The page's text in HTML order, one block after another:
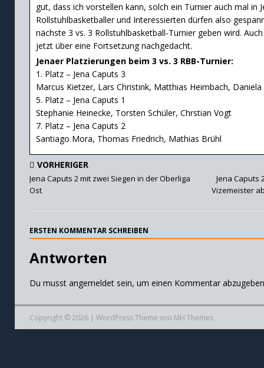
gut, dass ich vorstellen kann, solch ein Turnier auch mal in
Rollstuhlbasketballer und Interessierten dürfen also
nächste 3 vs. 3 Rollstuhlbasketball-Turnier geben wird.
jetzt über eine Fortsetzung nachgedacht.
Jenaer Platzierungen beim 3 vs. 3 RBB-Turnier:
1. Platz – Jena Caputs 3
Marcus Kietzer, Lars Christink, Matthias Heimbach, Daniela
5. Platz – Jena Caputs 1
Stephanie Heinecke, Torsten Schüler, Chrstian Vogt
7. Platz – Jena Caputs 2
Santiago Mora, Thomas Friedrich, Mathias Brühl
VORHERIGER
Jena Caputs 2 mit zwei Siegen in der Oberliga
Ost
Jena Caputs
Vizemeister
ERSTEN KOMMENTAR SCHREIBEN
Antworten
Du musst angemeldetsein, um einen Kommentar
Copyright © 2026 | WordPress Theme von MH Themes